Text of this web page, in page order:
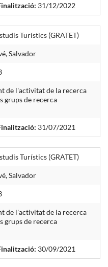
31/12/2022
Turístics (GRATET)
Salvador
de l'activitat de la recerca
grups de recerca
31/07/2021
Turístics (GRATET)
Salvador
de l'activitat de la recerca
grups de recerca
30/09/2021